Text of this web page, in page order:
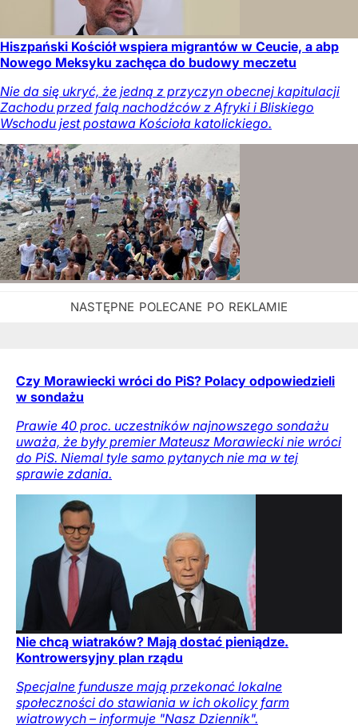
Hiszpański Kościół wspiera migrantów w Ceucie, a abp
Nowego Meksyku zachęca do budowy meczetu
Nie da się ukryć, że jedną z przyczyn obecnej kapitulacji
Zachodu przed falą nachodźców z Afryki i Bliskiego
Wschodu jest postawa Kościoła katolickiego.
Czy Morawiecki wróci do PiS? Polacy odpowiedzieli
w sondażu
Prawie 40 proc. uczestników najnowszego sondażu
uważa, że były premier Mateusz Morawiecki nie wróci
do PiS. Niemal tyle samo pytanych nie ma w tej
sprawie zdania.
Nie chcą wiatraków? Mają dostać pieniądze.
Kontrowersyjny plan rządu
Specjalne fundusze mają przekonać lokalne
społeczności do stawiania w ich okolicy farm
wiatrowych – informuje "Nasz Dziennik".